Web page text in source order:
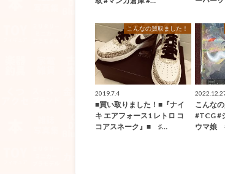
こんなの買取ました！
2019.7.4
■買い取りました！■『ナイ
キ エアフォース1 レトロ コ
コアスネーク』■ ♯…
こんな
#TCG #
ウマ娘